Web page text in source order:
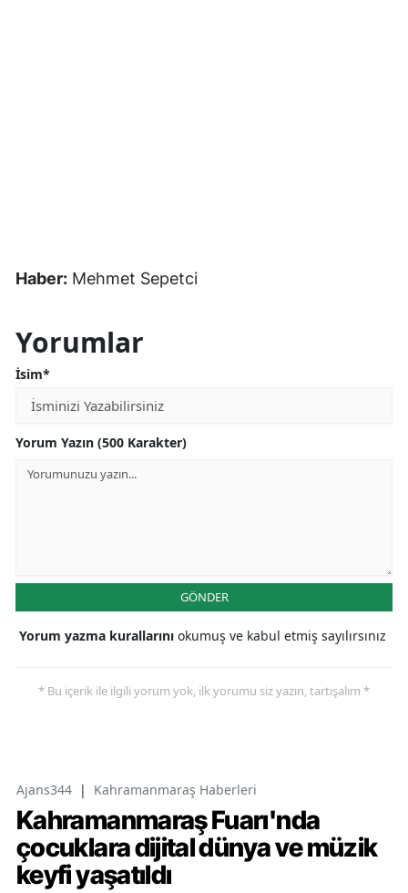
Haber: Mehmet Sepetci
Yorumlar
İsim*
Yorum Yazın (500 Karakter)
GÖNDER
Yorum yazma kurallarını okumuş ve kabul etmiş sayılırsınız
* Bu içerik ile ilgili yorum yok, ilk yorumu siz yazın, tartışalım *
Ajans344 | Kahramanmaraş Haberleri
Kahramanmaraş Fuarı'nda
çocuklara dijital dünya ve müzik
keyfi yaşatıldı